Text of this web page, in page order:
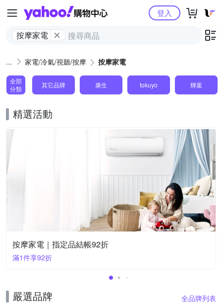
Yahoo購物中心
按摩家電
登入
家電/冷氣/視聽/按摩 按摩家電
全部
分類
其它品牌 康生 tokuyo 輝葉
精選活動
按摩家電｜指定品結帳92折
滿1件享92折
嚴選品牌 全品牌列表